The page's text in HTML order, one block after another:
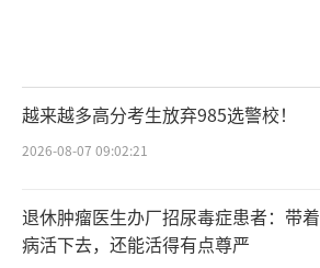
越来越多高分考生放弃985选警校！
2026-08-07 09:02:21
退休肿瘤医生办厂招尿毒症患者：带着
病活下去，还能活得有点尊严